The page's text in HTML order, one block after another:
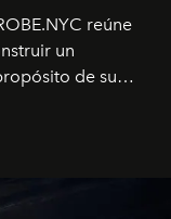
reúne
un
de su
neoyorquina y
de la marca